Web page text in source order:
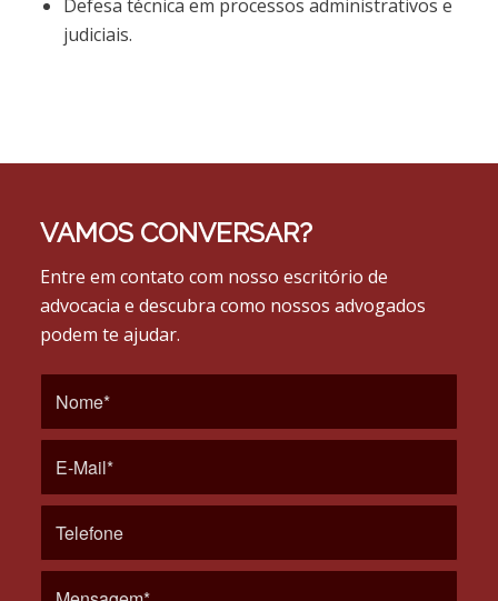
Defesa técnica em processos administrativos e
judiciais.
VAMOS CONVERSAR?
Entre em contato com nosso escritório de
advocacia e descubra como nossos advogados
podem te ajudar.